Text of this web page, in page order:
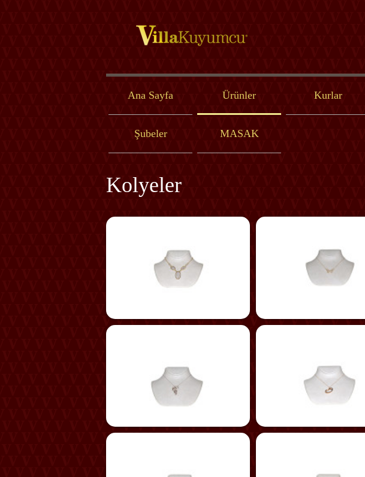
Ana Sayfa Ürünler Kurlar
Şubeler MASAK
Kolyeler